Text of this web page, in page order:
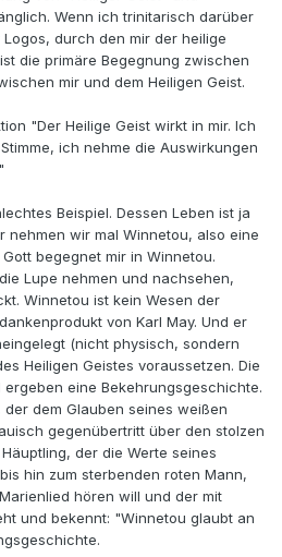
Wenn ich trinitarisch darüber
durch den mir der heilige
die primäre Begegnung zwischen
mir und dem Heiligen Geist.
"Der Heilige Geist wirkt in mir. Ich
ich nehme die Auswirkungen
Beispiel. Dessen Leben ist ja
nehmen wir mal Winnetou, also eine
begegnet mir in Winnetou.
Lupe nehmen und nachsehen,
Winnetou ist kein Wesen der
von Karl May. Und er
(nicht physisch, sondern
Heiligen Geistes voraussetzen. Die
eine Bekehrungsgeschichte.
dem Glauben seines weißen
gegenübertritt über den stolzen
der die Werte seines
hin zum sterbenden roten Mann,
hören will und der mit
und bekennt: "Winnetou glaubt an